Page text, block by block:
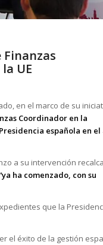
Finanzas
UE
en el marco de su
Coordinador en la
española en
a su intervención
ha comenzado, con su
que la
el éxito de la gestión